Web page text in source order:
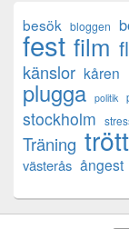
besök bloggen
fest film
känslor kåren
plugga politik
stockholm
Träning trött
västerås ångest